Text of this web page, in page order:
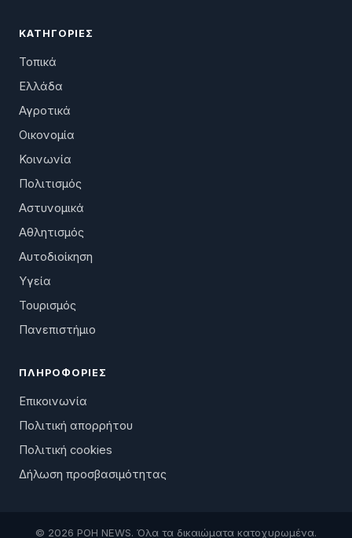
ΚΑΤΗΓΟΡΊΕΣ
Τοπικά
Ελλάδα
Αγροτικά
Οικονομία
Κοινωνία
Πολιτισμός
Αστυνομικά
Αθλητισμός
Αυτοδιοίκηση
Υγεία
Τουρισμός
Πανεπιστήμιο
ΠΛΗΡΟΦΟΡΊΕΣ
Επικοινωνία
Πολιτική απορρήτου
Πολιτική cookies
Δήλωση προσβασιμότητας
© 2026 ΡΟΗ NEWS. Όλα τα δικαιώματα κατοχυρωμένα.